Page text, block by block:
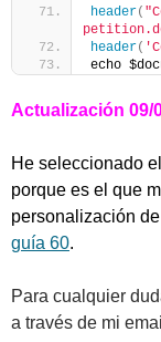
header(
header(
echo
Actualización 09/
He seleccionado
porque es el que
personalización
guía 60.
Para cualquier
a través de mi